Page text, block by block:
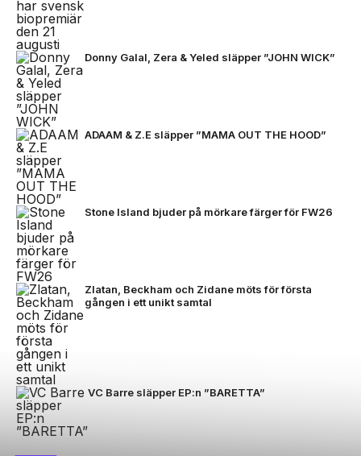
Donny Galal, Zera & Yeled släpper ”JOHN WICK”
ADAAM & Z.E släpper ”MAMA OUT THE HOOD”
Stone Island bjuder på mörkare färger för FW26
Zlatan, Beckham och Zidane möts för första
gången i ett unikt samtal
VC Barre släpper EP:n ”BARETTA”